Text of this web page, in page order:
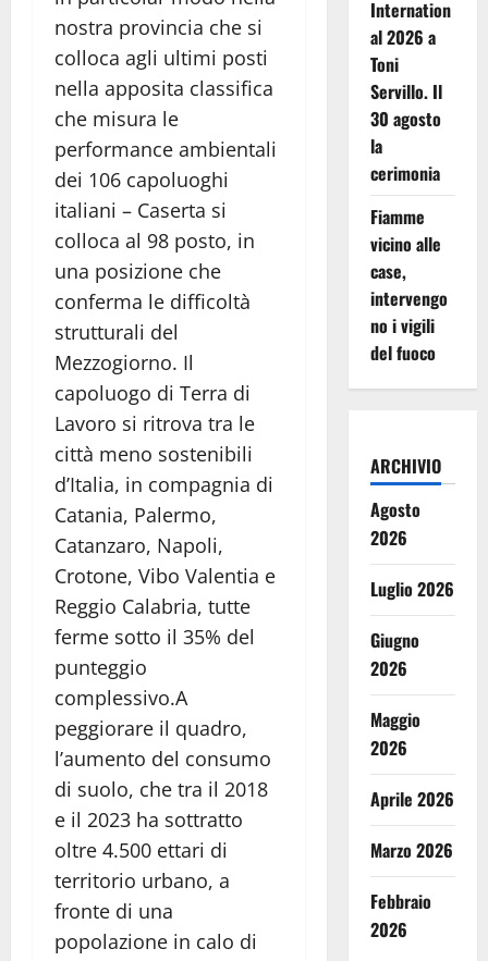
nostra provincia che si
colloca agli ultimi posti
nella apposita classifica
che misura le
performance ambientali
dei 106 capoluoghi
italiani – Caserta si
colloca al 98 posto, in
una posizione che
conferma le difficoltà
strutturali del
Mezzogiorno. Il
capoluogo di Terra di
Lavoro si ritrova tra le
città meno sostenibili
d’Italia, in compagnia di
Catania, Palermo,
Catanzaro, Napoli,
Crotone, Vibo Valentia e
Reggio Calabria, tutte
ferme sotto il 35% del
punteggio
complessivo.A
peggiorare il quadro,
l’aumento del consumo
di suolo, che tra il 2018
e il 2023 ha sottratto
oltre 4.500 ettari di
territorio urbano, a
fronte di una
popolazione in calo di
Internation
al 2026 a
Toni
Servillo. Il
30 agosto
la
cerimonia
Fiamme
vicino alle
case,
intervengo
no i vigili
del fuoco
ARCHIVIO
Agosto
2026
Luglio 2026
Giugno
2026
Maggio
2026
Aprile 2026
Marzo 2026
Febbraio
2026